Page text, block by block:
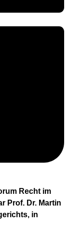
Recht im
Prof. Dr. Martin
in